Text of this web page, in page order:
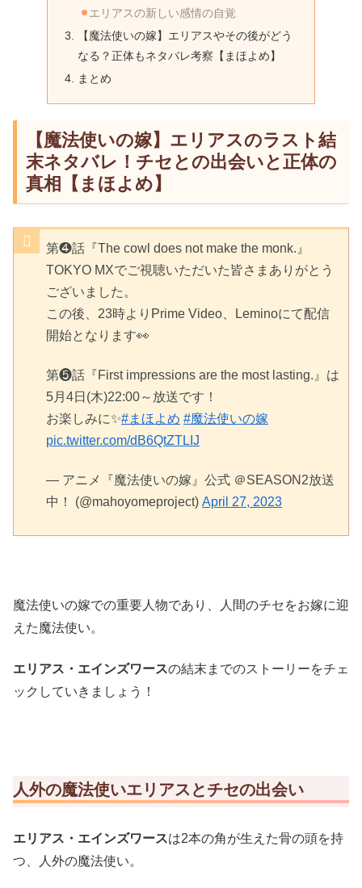
エリアスの新しい感情の自覚
【魔法使いの嫁】エリアスやその後がどう
なる？正体もネタバレ考察【まほよめ】
まとめ
【魔法使いの嫁】エリアスのラスト結
末ネタバレ！チセとの出会いと正体の
真相【まほよめ】
第❹話『The cowl does not make the monk.』
TOKYO MXでご視聴いただいた皆さまありがとう
ございました。
この後、23時よりPrime Video、Leminoにて配信
開始となります👀
第❺話『First impressions are the most lasting.』は
5月4日(木)22:00～放送です！
お楽しみに✨#まほよめ #魔法使いの嫁
pic.twitter.com/dB6QtZTLIJ
— アニメ『魔法使いの嫁』公式 ＠SEASON2放送
中！ (@mahoyomeproject) April 27, 2023
魔法使いの嫁での重要人物であり、人間のチセをお嫁に迎
えた魔法使い。
エリアス・エインズワースの結末までのストーリーをチェ
ックしていきましょう！
人外の魔法使いエリアスとチセの出会い
エリアス・エインズワースは2本の角が生えた骨の頭を持
つ、人外の魔法使い。